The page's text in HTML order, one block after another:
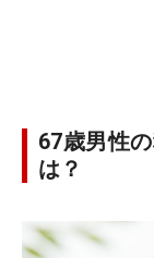
67歳男性
は？